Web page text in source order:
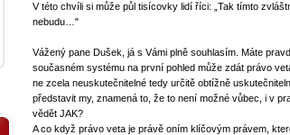
V této chvíli si může půl tisícovky lidí říci: „Tak tímto
nebudu…"
Vážený pane Dušek, já s Vámi plně souhlasím. Máte
současném systému na první pohled může zdát právo
ne zcela neuskutečnitelné tedy určitě obtížně
představit my, znamená to, že to není možné vůbec, i v
vědět JAK?
A co když právo veta je právě oním klíčovým právem,